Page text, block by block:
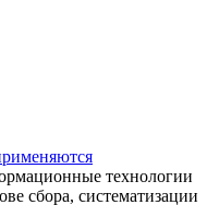
технологии
сбора, систематизации